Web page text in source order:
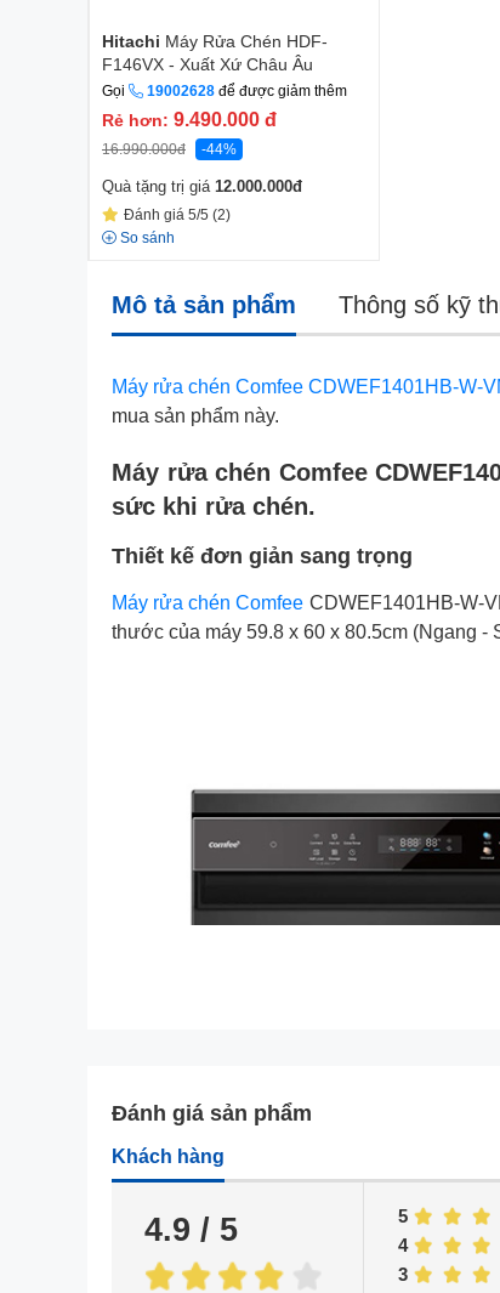
Hitachi Máy Rửa Chén HDF-
F146VX - Xuất Xứ Châu Âu
Gọi 19002628 để được giảm thêm
Rẻ hơn: 9.490.000 đ
16.990.000đ -44%
Quà tặng trị giá 12.000.000đ
Đánh giá 5/5 (2)
So sánh
Mô tả sản phẩm Thông số kỹ
Máy rửa chén Comfee CDWEF1401HB-W-
mua sản phẩm này.
Máy rửa chén Comfee
sức khi rửa chén.
Thiết kế đơn giản sang trọng
Máy rửa chén Comfee CDWEF1401HB-W-
thước của máy 59.8 x 60 x 80.5cm (Ngang
Đánh giá sản phẩm
Khách hàng
4.9 / 5
3
4
5